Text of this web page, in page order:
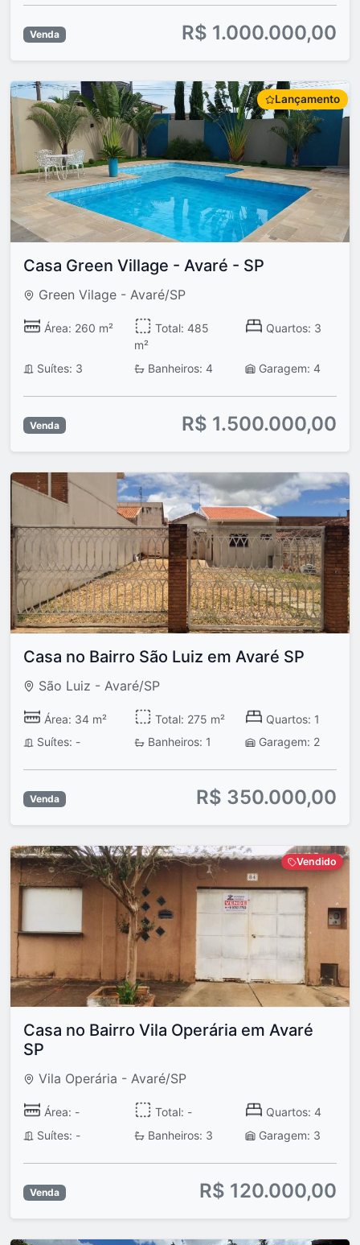
Venda R$ 1.000.000,00
Lançamento
Casa Green Village - Avaré - SP
Green Vilage - Avaré/SP
Área: 260 m²
Total: 485
m²
Quartos: 3
Suítes: 3 Banheiros: 4 Garagem: 4
Venda R$ 1.500.000,00
Casa no Bairro São Luiz em Avaré SP
São Luiz - Avaré/SP
Área: 34 m² Total: 275 m²
Quartos: 1
Suítes: -
Banheiros: 1 Garagem: 2
Venda R$ 350.000,00
Vendido
Casa no Bairro Vila Operária em Avaré
SP
Vila Operária - Avaré/SP
Área: - Total: -
Quartos: 4
Suítes: -
Banheiros: 3 Garagem: 3
Venda R$ 120.000,00